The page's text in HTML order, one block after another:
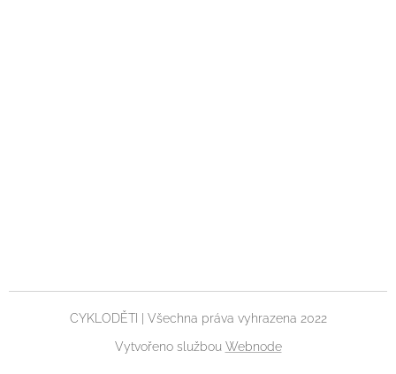
CYKLODĚTI | Všechna práva vyhrazena 2022
Vytvořeno službou Webnode